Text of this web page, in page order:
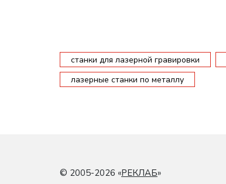
станки для лазерной гравировки
лазерные станки по металлу
© 2005-2026 «РЕКЛАБ»